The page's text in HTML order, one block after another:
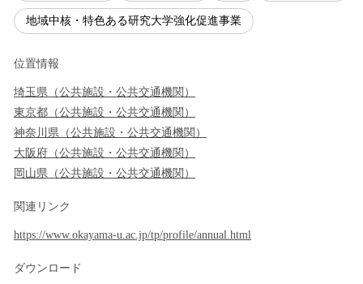
地域中核・特色ある研究大学強化促進事業
位置情報
埼玉県 （公共施設・公共交通機関 ）
東京都 （公共施設・公共交通機関 ）
神奈川県 （公共施設・公共交通機関 ）
大阪府 （公共施設・公共交通機関 ）
岡山県 （公共施設・公共交通機関 ）
関連リンク
https://www.okayama-u.ac.jp/tp/profile/annual.html
ダウンロード